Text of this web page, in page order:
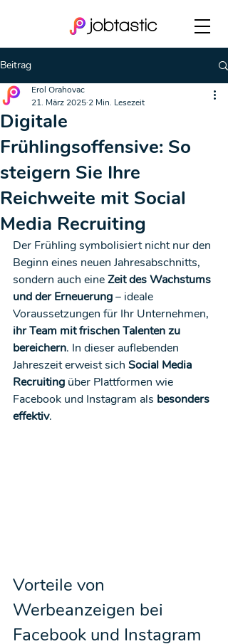
Beitrag
Digitale
Frühlingsoffensive: So
steigern Sie Ihre
Reichweite mit Social
Media Recruiting
Erol Orahovac
21. März 20252 Min. Lesezeit
Der Frühling symbolisiert nicht nur den
Beginn eines neuen Jahresabschnitts,
sondern auch eine Zeit des Wachstums
und der Erneuerung – ideale
Voraussetzungen für Ihr Unternehmen,
ihr Team mit frischen Talenten zu
bereichern. In dieser auflebenden
Jahreszeit erweist sich Social Media
Recruiting über Plattformen wie
Facebook und Instagram als besonders
effektiv.
Vorteile von
Werbeanzeigen bei
Facebook und Instagram